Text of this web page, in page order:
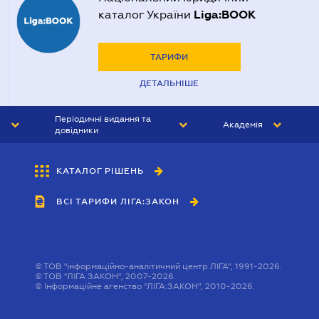
каталог України Liga:BOOK
ТАРИФИ
ДЕТАЛЬНІШЕ
Періодичні видання та
довідники
БУХГАЛТЕР&ЗАКОН
ВІСНИК МСФЗ
Академія
КАТАЛОГ РІШЕНЬ
ВСІ ТАРИФИ ЛІГА:ЗАКОН
©ТОВ "інформаційно-аналітичний центр ЛІГА", 1991-2026.
©ТОВ "ЛІГА ЗАКОН", 2007-2026.
© Інформаційне агенство "ЛІГА:ЗАКОН", 2010-2026.